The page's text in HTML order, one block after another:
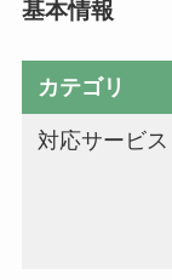
基本情報
カテゴリ
対応サービス